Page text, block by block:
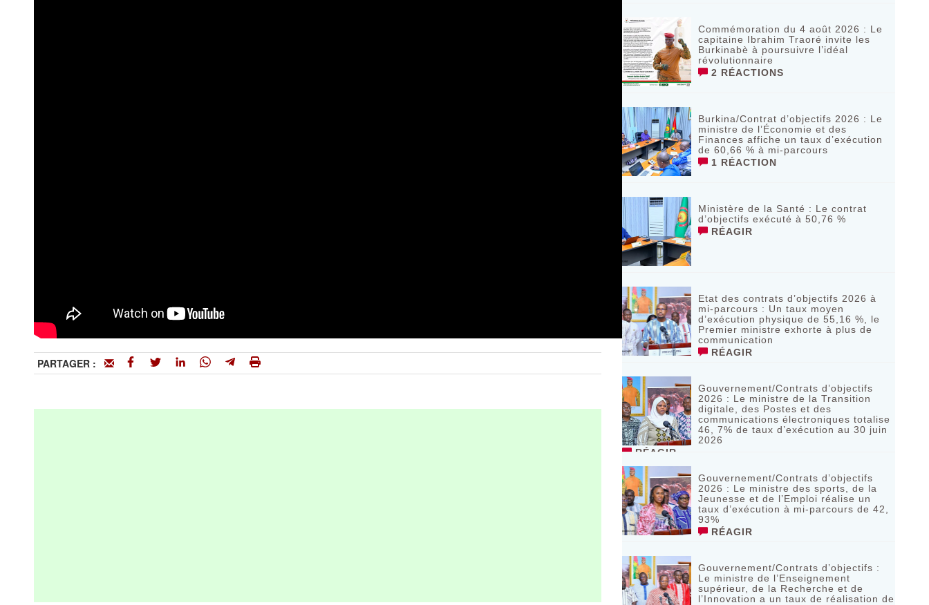
PARTAGER :
Commémoration du 4 août 2026 : Le
capitaine Ibrahim Traoré invite les
Burkinabè à poursuivre l’idéal
révolutionnaire ‎
2 RÉACTIONS
Burkina/Contrat d’objectifs 2026 : Le
ministre de l’Économie et des
Finances affiche un taux d’exécution
de 60,66 % à mi-parcours
1 RÉACTION
Ministère de la Santé : Le contrat
d’objectifs exécuté à 50,76 %
RÉAGIR
Etat des contrats d’objectifs 2026 à
mi-parcours : Un taux moyen
d’exécution physique de 55,16 %, le
Premier ministre exhorte à plus de
communication
RÉAGIR
Gouvernement/Contrats d’objectifs
2026 : Le ministre de la Transition
digitale, des Postes et des
communications électroniques totalise
46, 7% de taux d’exécution au 30 juin
2026
RÉAGIR
Gouvernement/Contrats d’objectifs
2026 : Le ministre des sports, de la
Jeunesse et de l’Emploi réalise un
taux d’exécution à mi-parcours de 42,
93%
RÉAGIR
Gouvernement/Contrats d’objectifs :
Le ministre de l’Enseignement
supérieur, de la Recherche et de
l’Innovation a un taux de réalisation de